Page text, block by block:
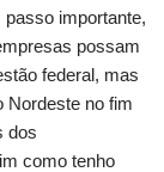
importante,
possam
federal, mas
Nordeste no fim
dos
como tenho